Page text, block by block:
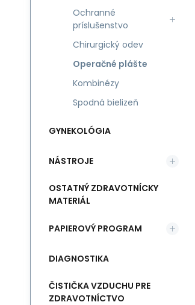
Ochranné
príslušenstvo
Chirurgický odev
Operačné plášte
Kombinézy
Spodná bielizeň
GYNEKOLÓGIA
NÁSTROJE
OSTATNÝ ZDRAVOTNÍCKY
MATERIÁL
PAPIEROVÝ PROGRAM
DIAGNOSTIKA
ČISTIČKA VZDUCHU PRE
ZDRAVOTNÍCTVO